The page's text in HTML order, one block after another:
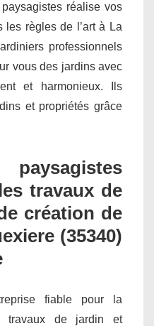
réalise vos
les règles de l’art à La
professionnels
vous des jardins avec
et harmonieux. Ils
et propriétés grâce
travaux de
création de
(35340)
fiable pour la
travaux de jardin et